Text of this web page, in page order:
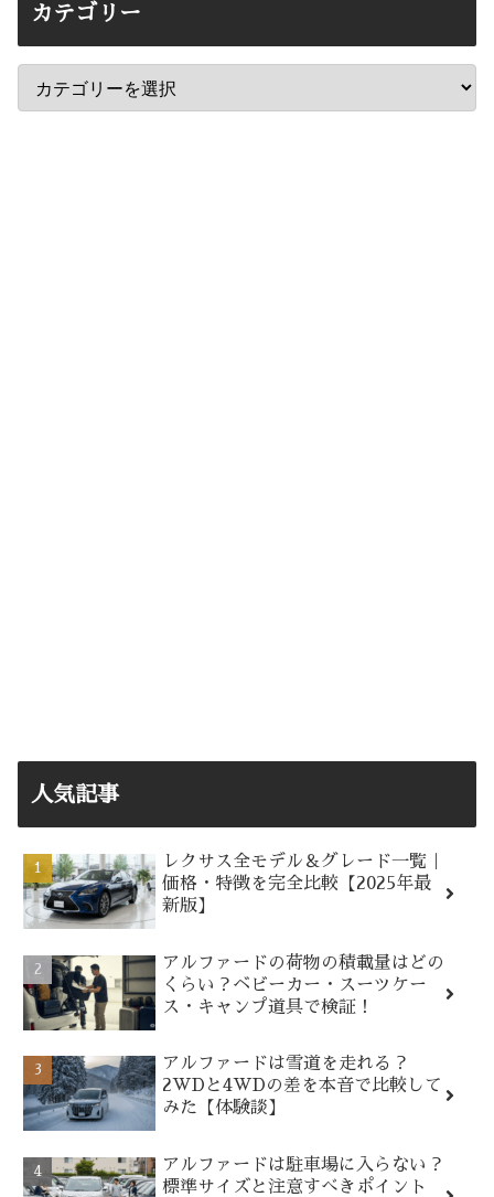
カテゴリー
人気記事
レクサス全モデル＆グレード一覧｜
価格・特徴を完全比較【2025年最
新版】
アルファードの荷物の積載量はどの
くらい？ベビーカー・スーツケー
ス・キャンプ道具で検証！
アルファードは雪道を走れる？
2WDと4WDの差を本音で比較して
みた【体験談】
アルファードは駐車場に入らない？
標準サイズと注意すべきポイント